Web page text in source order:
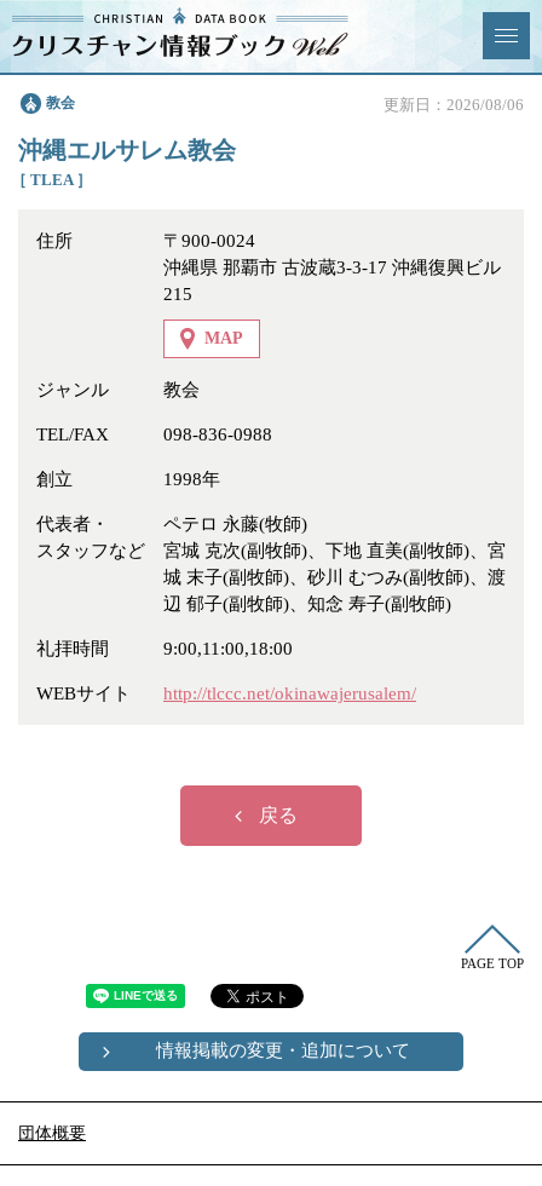
クリスチャン
情報ブックとは
News & Topics
よくあるご質問
ジャンル
冠婚葬祭 各種団体
宿泊・研修施設
お店・企業・その他
フリーワード
教会 更新日：2026/08/06
沖縄エルサレム教会
［ TLEA ］
住所
〒900-0024
沖縄県 那覇市 古波蔵3-3-17 沖縄復興ビル
215
MAP
ジャンル 教会
TEL/FAX 098-836-0988
創立 1998年
代表者・
スタッフなど
ペテロ 永藤(牧師)
宮城 克次(副牧師)、下地 直美(副牧師)、宮
城 末子(副牧師)、砂川 むつみ(副牧師)、渡
辺 郁子(副牧師)、知念 寿子(副牧師)
礼拝時間 9:00,11:00,18:00
WEBサイト http://tlccc.net/okinawajerusalem/
戻る
PAGE TOP
情報掲載の変更・追加について
団体概要